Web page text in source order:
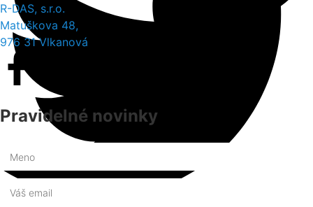
R-DAS, s.r.o.
Matuškova 48,
976 31 Vlkanová
Pravidelné novinky